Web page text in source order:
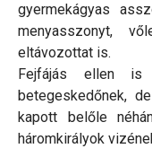
gyermekágyas
menyasszonyt,
eltávozottat is.
Fejfájás ellen
betegeskedőnek,
kapott belőle
háromkirályok